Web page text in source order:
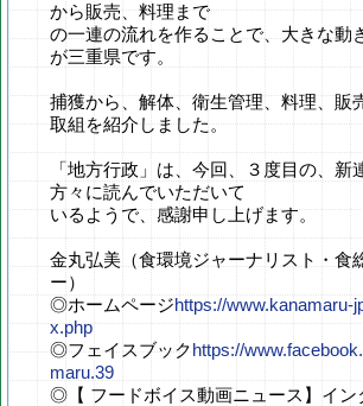
から販売、料理まで
の一連の流れを作ることで、大きな動
が三重県です。
捕獲から、解体、衛生管理、料理、販
取組を紹介しました。
「地方行政」は、今回、３度目の、新
方々に読んでいただいて
いるようで、感謝申し上げます。
金丸弘美（食環境ジャーナリスト・食
ー）
◎ホームページhttps://www.kanamaru-
x.php
◎フェイスブックhttps://
maru.39
◎【 フードボイス動画ニュース】イン